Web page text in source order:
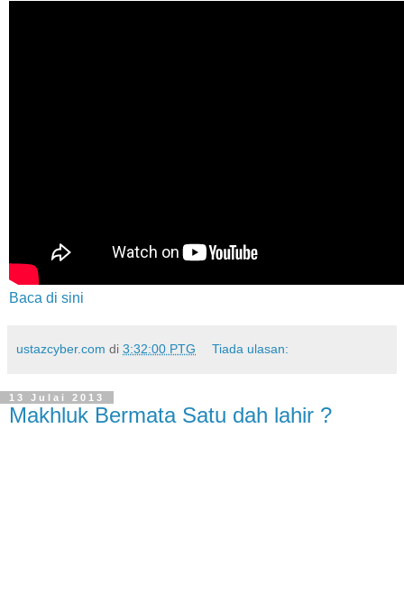
Baca di sini
ustazcyber.com di 3:32:00 PTG Tiada ulasan:
13 Julai 2013
Makhluk Bermata Satu dah lahir ?